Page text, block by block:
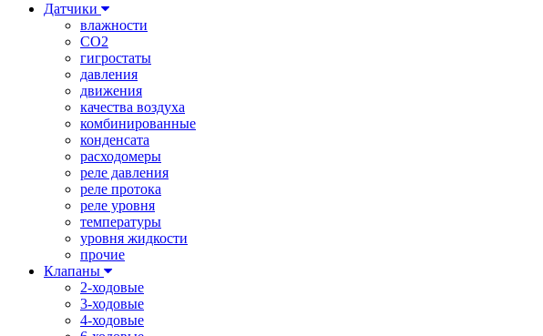
Датчики
влажности
CO2
гигростаты
давления
движения
качества воздуха
комбинированные
конденсата
расходомеры
реле давления
реле протока
реле уровня
температуры
уровня жидкости
прочие
Клапаны
2-ходовые
3-ходовые
4-ходовые